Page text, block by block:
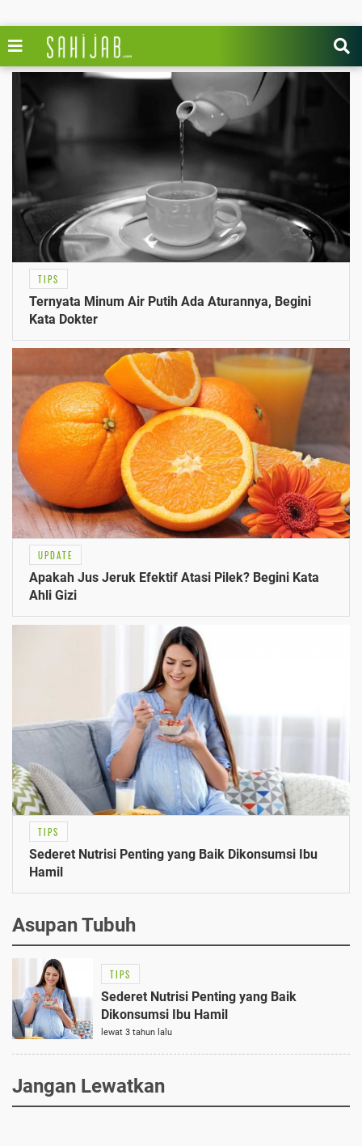
TIPS
Ternyata Minum Air Putih Ada Aturannya, Begini
Kata Dokter
UPDATE
Apakah Jus Jeruk Efektif Atasi Pilek? Begini Kata
Ahli Gizi
TIPS
Sederet Nutrisi Penting yang Baik Dikonsumsi Ibu
Hamil
Asupan Tubuh
TIPS
Sederet Nutrisi Penting yang Baik
Dikonsumsi Ibu Hamil
lewat 3 tahun lalu
Jangan Lewatkan